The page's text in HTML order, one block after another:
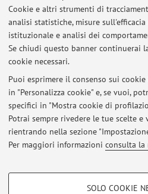
Cookie e altri strumenti di
analisi statistiche, misure
istituzionale e analisi dei
Se chiudi questo banner continuerai
cookie necessari.
Puoi esprimere il consenso sui
in "Personalizza cookie" e, se vuoi,
specifici in "Mostra cookie di
Potrai sempre rivedere le tue scelte
rientrando nella sezione
Per maggiori informazioni consulta la
COOKIE DI PROFILAZIONE -
SOLO COOKIE
Area riservata
Accedi tramiteloginper gestire tutti i
Zamboni, 33 - 40126 Bologna -
Privacy|Note legali |